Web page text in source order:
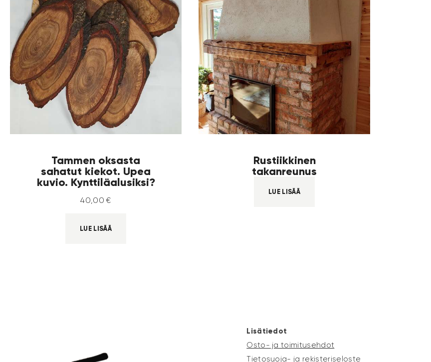
Tammen oksasta
sahatut kiekot. Upea
kuvio. Kynttiläalusiksi?
40,00 €
LUE LISÄÄ
Rustiikkinen
takanreunus
LUE LISÄÄ
Lisätiedot
Osto- ja toimitusehdot
Tietosuoja- ja rekisteriseloste